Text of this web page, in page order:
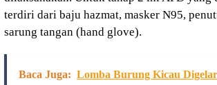
terdiri dari baju hazmat, masker N95,
sarung tangan (hand glove).
Baca Juga: Lomba Burung Kicau